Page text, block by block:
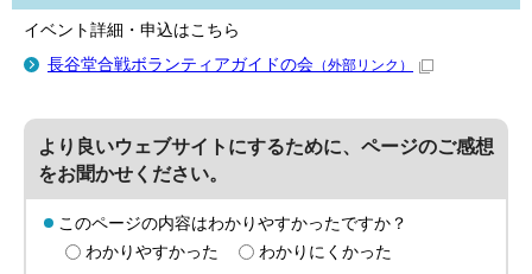
イベント詳細・申込はこちら
長谷堂合戦ボランティアガイドの会 （外部リンク）
より良いウェブサイトにするために、ページのご感想
をお聞かせください。
このページの内容はわかりやすかったですか？
わかりやすかった
わかりにくかった